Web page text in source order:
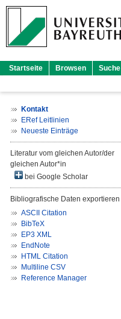
Startseite Browsen Suche
Kontakt
ERef Leitlinien
Neueste Einträge
Literatur vom gleichen Autor/der
gleichen Autor*in
bei Google Scholar
Bibliografische Daten exportieren
ASCII Citation
BibTeX
EP3 XML
EndNote
HTML Citation
Multiline CSV
Reference Manager